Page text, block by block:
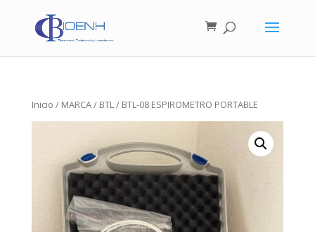
Inicio / MARCA/ BTL/ BTL-08 ESPIROMETRO PORTABLE